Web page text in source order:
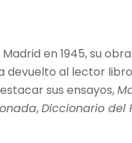
en 1945, su
devuelto al lector
sus ensayos,
,Diccionario del